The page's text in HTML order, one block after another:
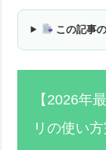
この記事
【2026年
リの使い